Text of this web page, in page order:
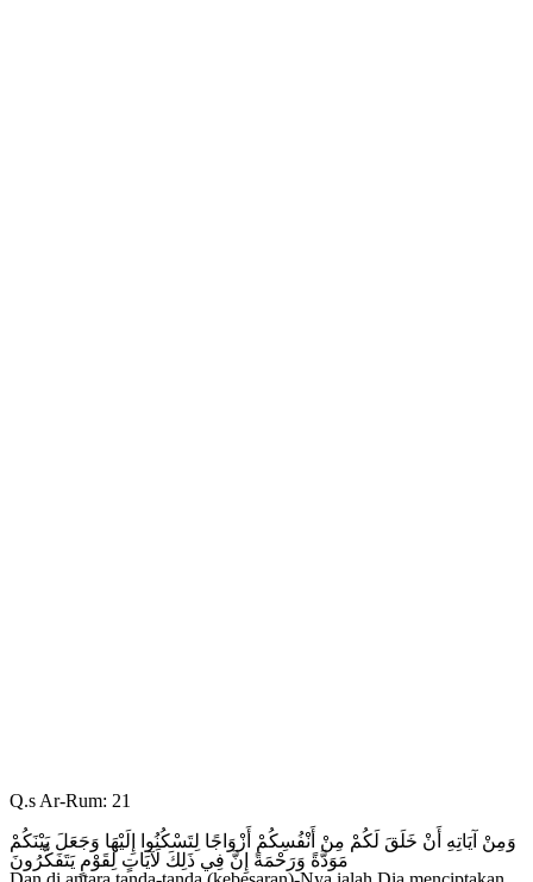
Q.s Ar-Rum: 21
وَمِنْ آيَاتِهِ أَنْ خَلَقَ لَكُمْ مِنْ أَنْفُسِكُمْ أَزْوَاجًا لِتَسْكُنُوا إِلَيْهَا وَجَعَلَ بَيْنَكُمْ
مَوَدَّةً وَرَحْمَةً إِنَّ فِي ذَلِكَ لَآيَاتٍ لِقَوْمٍ يَتَفَكَّرُونَ